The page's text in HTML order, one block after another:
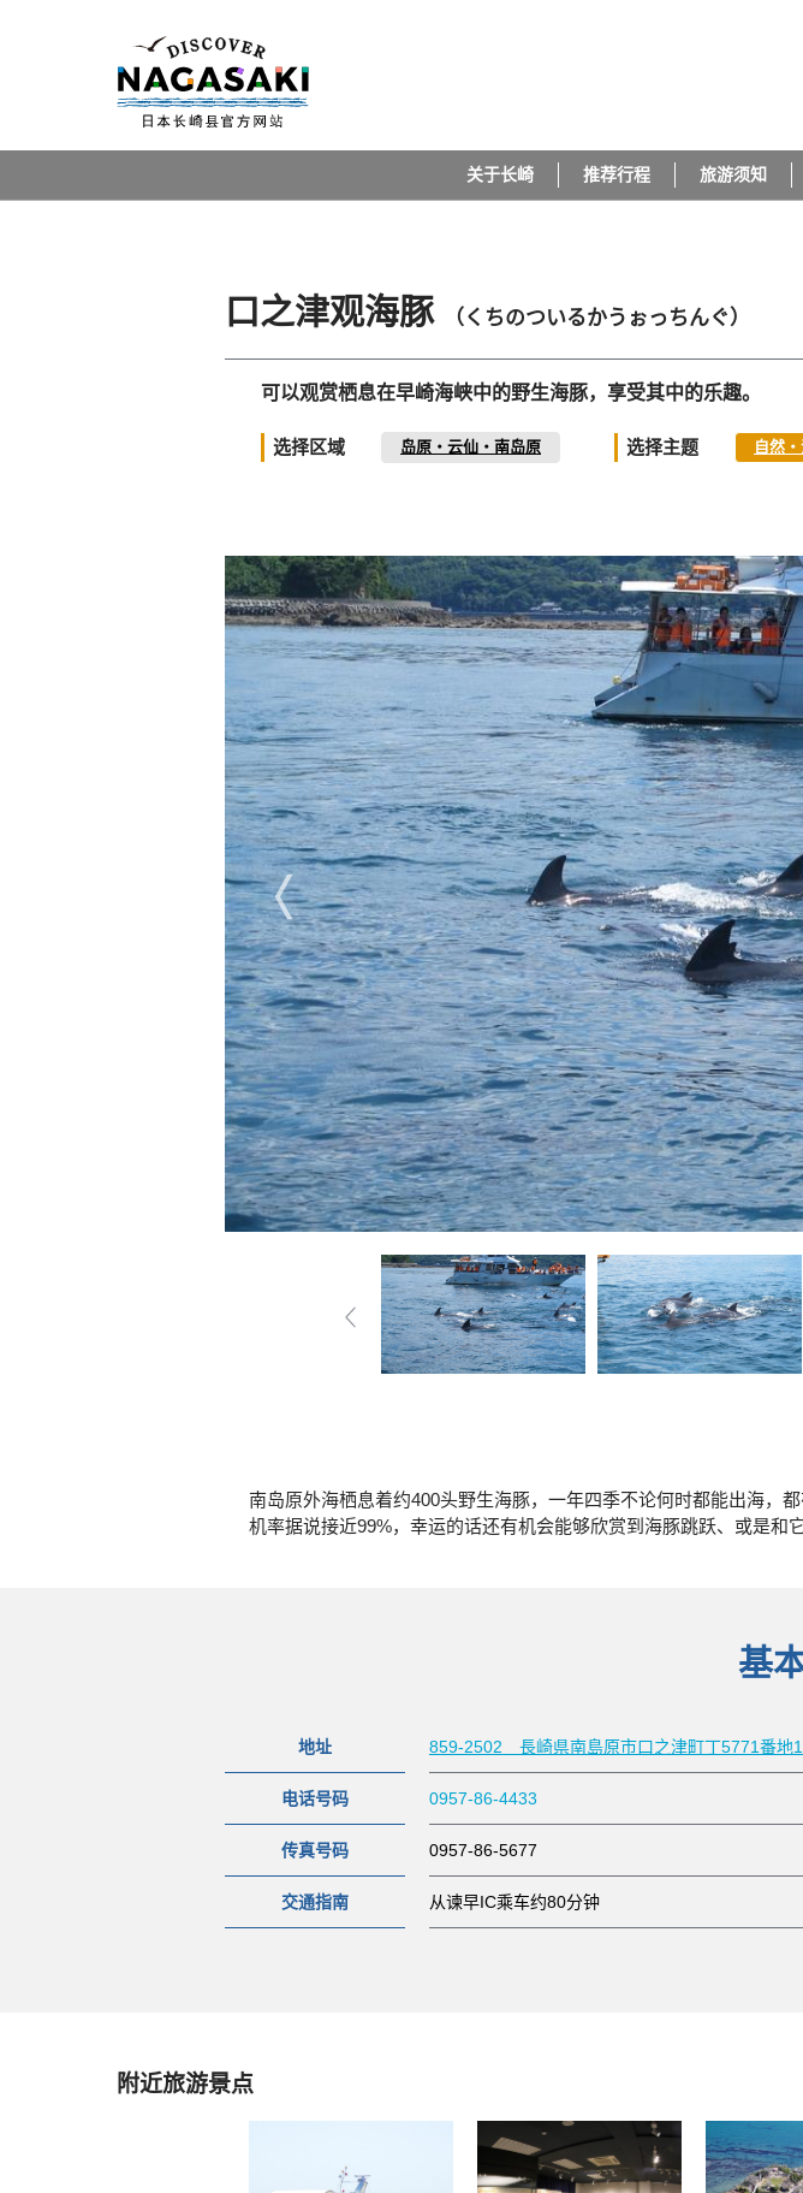
关于长崎 推荐行程 旅游须知
口之津观海豚 （くちのついるかうぉっちんぐ）
可以观赏栖息在早崎海峡中的野生海豚，享受其中的乐趣。
选择区域 岛原・云仙・南岛原 选择主题 自然
南岛原外海栖息着约400头野生海豚，一年四季不论何时都能出海，
机率据说接近99%，幸运的话还有机会能够欣赏到海豚跳跃、或是和
基
地址 859-2502 長崎県南島原市口之津町丁5771番地1
电话号码 0957-86-4433
传真号码 0957-86-5677
交通指南 从谏早IC乘车约80分钟
附近旅游景点